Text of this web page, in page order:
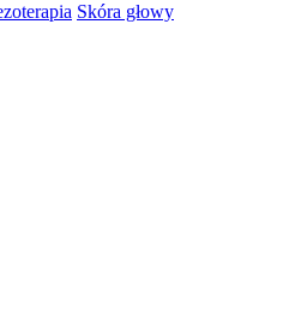
Skóra głowy